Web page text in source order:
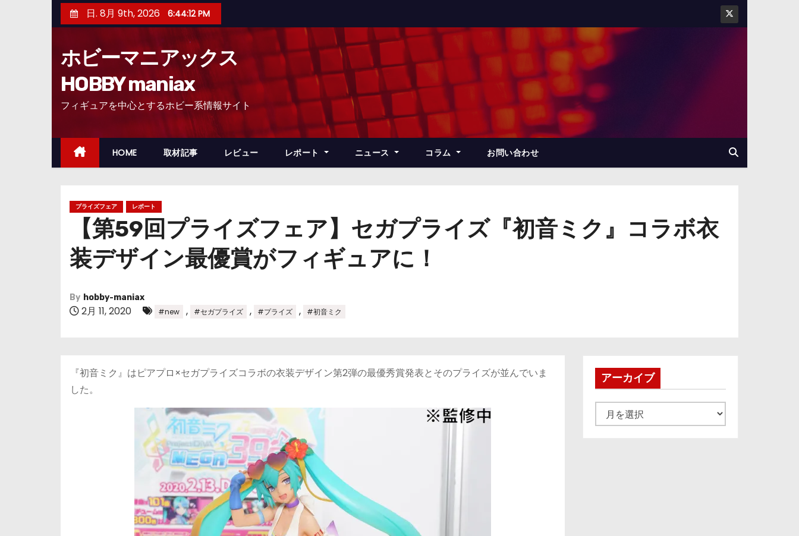
ン
ッ
日. 8月 9th, 2026 6:44:14 PM
ホビーマニアックス
HOBBY maniax
フィギュアを中心とするホビー系情報サイト
HOME 取材記事 レビュー レポート ニュース コラム お問い合わせ
プライズフェア レポート
【第59回プライズフェア】セガプライズ『初音ミク』コラボ衣
装デザイン最優賞がフィギュアに！
By hobby-maniax
2月 11, 2020 #new , #セガプライズ , #プライズ , #初音ミク
『初音ミク』はピアプロ×セガプライズコラボの衣装デザイン第2弾の最優秀賞発表とそのプライズが並んでいま
した。
アーカイブ
ー